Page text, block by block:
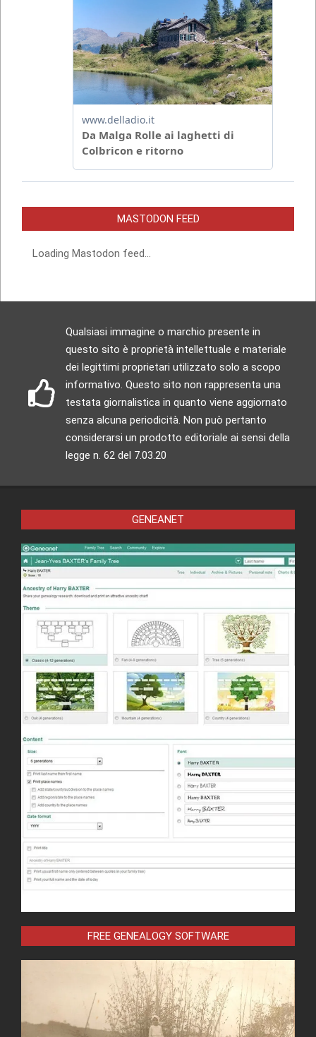
MASTODON FEED
Loading Mastodon feed...
Qualsiasi immagine o marchio presente in
questo sito è proprietà intellettuale e materiale
dei legittimi proprietari utilizzato solo a scopo
informativo. Questo sito non rappresenta una
testata giornalistica in quanto viene aggiornato
senza alcuna periodicità. Non può pertanto
considerarsi un prodotto editoriale ai sensi della
legge n. 62 del 7.03.20
GENEANET
FREE GENEALOGY SOFTWARE